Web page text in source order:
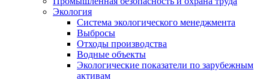
Экология
Система экологического менеджмента
Выбросы
Отходы производства
Водные объекты
Экологические показатели по зарубежным
активам